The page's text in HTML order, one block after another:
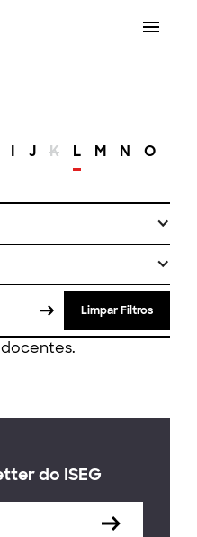
I J K L M N O
Limpar Filtros
do ISEG